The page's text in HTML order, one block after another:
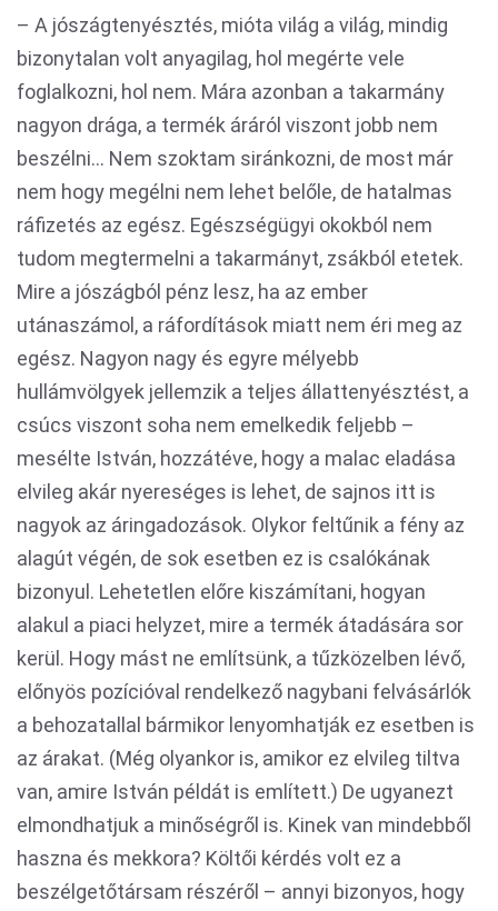
– A jószágtenyésztés, mióta világ a világ, mindig
bizonytalan volt anyagilag, hol megérte vele
foglalkozni, hol nem. Mára azonban a takarmány
nagyon drága, a termék áráról viszont jobb nem
beszélni... Nem szoktam siránkozni, de most már
nem hogy megélni nem lehet belőle, de hatalmas
ráfizetés az egész. Egészségügyi okokból nem
tudom megtermelni a takarmányt, zsákból etetek.
Mire a jószágból pénz lesz, ha az ember
utánaszámol, a ráfordítások miatt nem éri meg az
egész. Nagyon nagy és egyre mélyebb
hullámvölgyek jellemzik a teljes állattenyésztést, a
csúcs viszont soha nem emelkedik feljebb –
mesélte István, hozzátéve, hogy a malac eladása
elvileg akár nyereséges is lehet, de sajnos itt is
nagyok az áringadozások. Olykor feltűnik a fény az
alagút végén, de sok esetben ez is csalókának
bizonyul. Lehetetlen előre kiszámítani, hogyan
alakul a piaci helyzet, mire a termék átadására sor
kerül. Hogy mást ne említsünk, a tűzközelben lévő,
előnyös pozícióval rendelkező nagybani felvásárlók
a behozatallal bármikor lenyomhatják ez esetben is
az árakat. (Még olyankor is, amikor ez elvileg tiltva
van, amire István példát is említett.) De ugyanezt
elmondhatjuk a minőségről is. Kinek van mindebből
haszna és mekkora? Költői kérdés volt ez a
beszélgetőtársam részéről – annyi bizonyos, hogy